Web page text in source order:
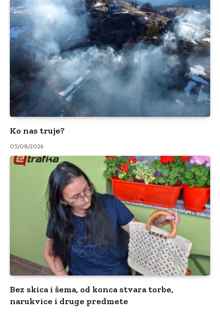
Ko nas truje?
05/08/2026
Bez skica i šema, od konca stvara torbe,
narukvice i druge predmete